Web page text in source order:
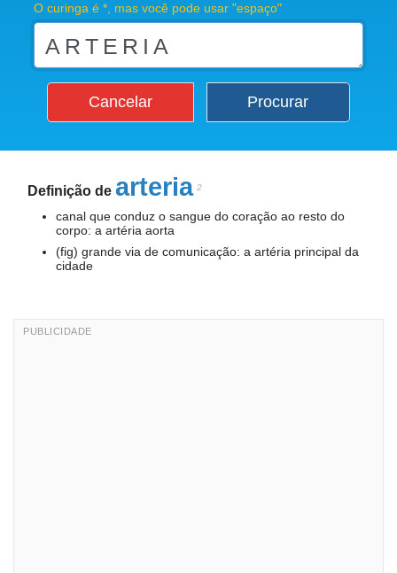
O curinga é *, mas você pode usar "espaço"
Cancelar Procurar
Definição de arteria 2
canal que conduz o sangue do coração ao resto do
corpo: a artéria aorta
(fig) grande via de comunicação: a artéria principal da
cidade